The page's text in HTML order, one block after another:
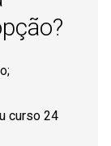
curso 24